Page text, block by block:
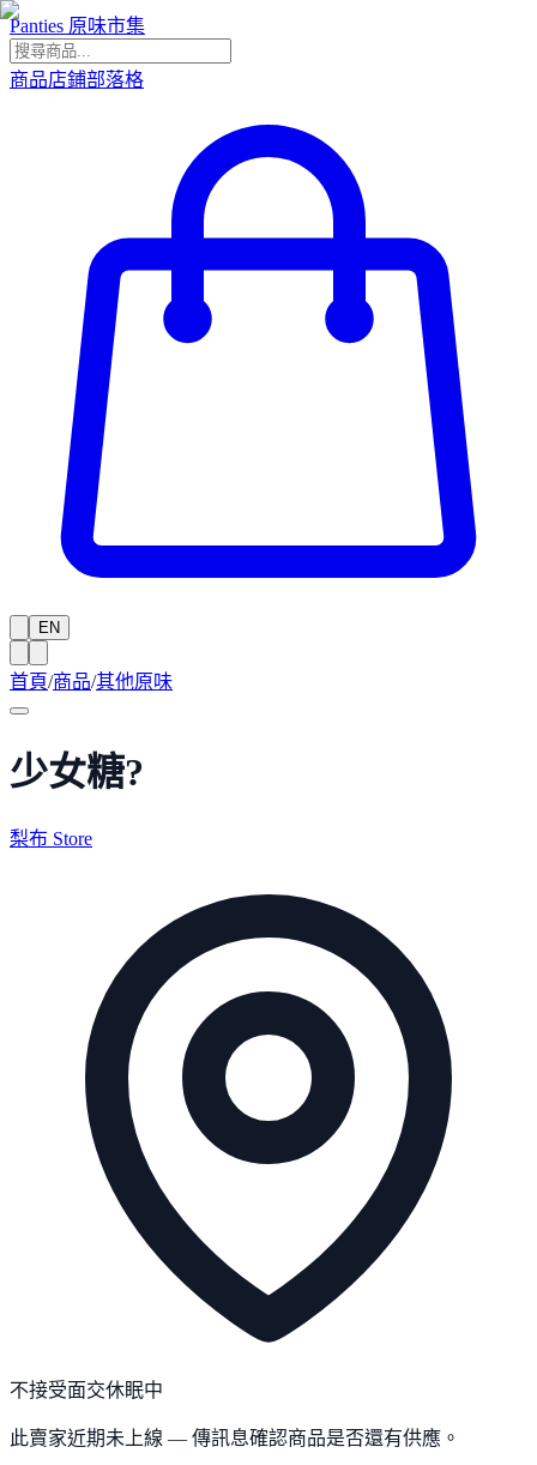
Panties 原味市集
商品店鋪部落格
EN
首頁/商品/其他原味
少女糖?
梨布 Store
不接受面交休眠中
此賣家近期未上線 — 傳訊息確認商品是否還有供應。